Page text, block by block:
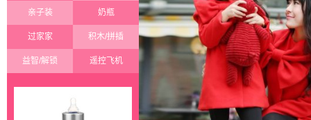
亲子装 奶瓶
过家家 积木/拼插
益智/解锁 遥控飞机